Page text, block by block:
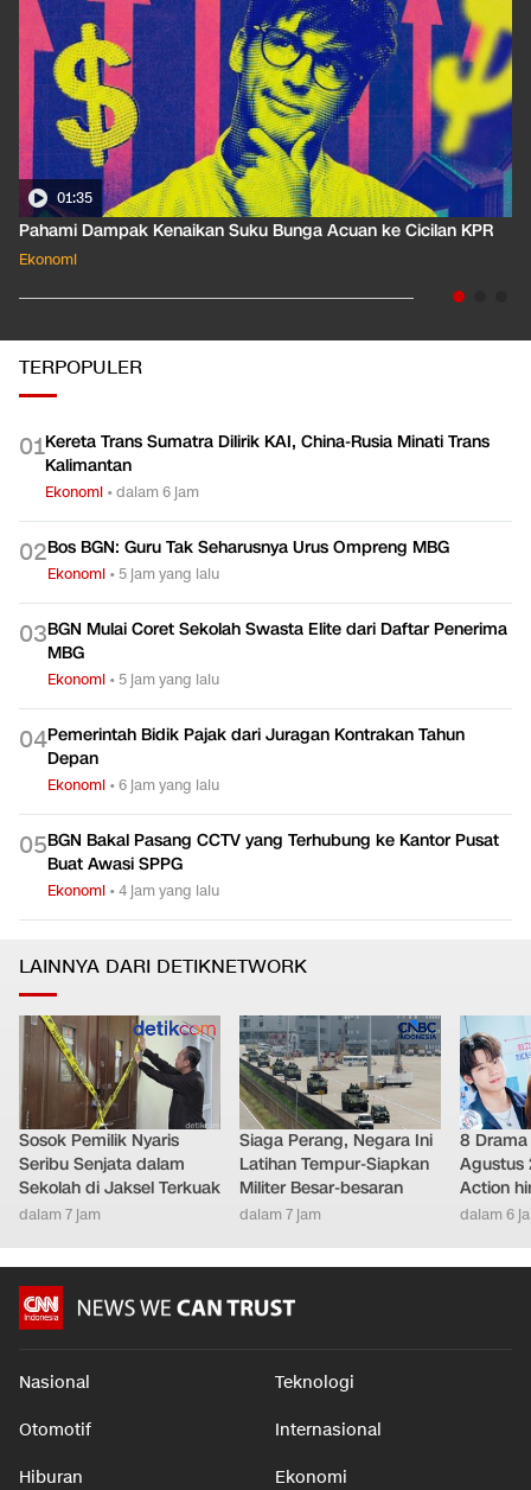
01:35
Pahami Dampak Kenaikan Suku Bunga Acuan ke Cicilan KPR
Ekonomi
TERPOPULER
01Kereta Trans Sumatra Dilirik KAI, China-Rusia Minati Trans
Kalimantan
Ekonomi •dalam 6 jam
02Bos BGN: Guru Tak Seharusnya Urus Ompreng MBG
Ekonomi • 5 jam yang lalu
03BGN Mulai Coret Sekolah Swasta Elite dari Daftar Penerima
MBG
Ekonomi • 5 jam yang lalu
04Pemerintah Bidik Pajak dari Juragan Kontrakan Tahun
Depan
Ekonomi •6 jam yang lalu
05BGN Bakal Pasang CCTV yang Terhubung ke Kantor Pusat
Buat Awasi SPPG
Ekonomi •4 jam yang lalu
LAINNYA DARI DETIKNETWORK
Sosok Pemilik Nyaris
Seribu Senjata dalam
Sekolah di Jaksel Terkuak
dalam 7 jam
Siaga Perang, Negara Ini
Latihan Tempur-Siapkan
Militer Besar-besaran
dalam 7 jam
8 Drama
Agustus
Action
dalam 6
Nasional Teknologi
Otomotif Internasional
Hiburan Ekonomi